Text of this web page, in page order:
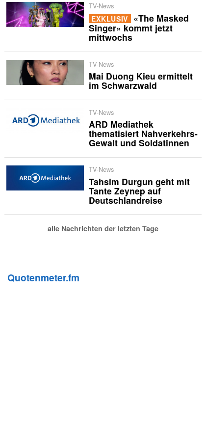
TV-News
EXKLUSIV «The Masked
Singer» kommt jetzt
mittwochs
TV-News
Mai Duong Kieu ermittelt
im Schwarzwald
TV-News
ARD Mediathek
thematisiert Nahverkehrs-
Gewalt und Soldatinnen
TV-News
Tahsim Durgun geht mit
Tante Zeynep auf
Deutschlandreise
alle Nachrichten der letzten Tage
Quotenmeter.fm